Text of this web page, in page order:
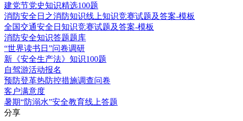
建党节党史知识精选100题
消防安全日之消防知识线上知识竞赛试题及答案-模板
全国交通安全日知识竞赛试题及答案-模板
消防安全知识答题题库
“世界读书日”问卷调研
新《安全生产法》知识100题
自驾游活动报名
预防登革热防控措施调查问卷
客户满意度
暑期“防溺水”安全教育线上答题
分享